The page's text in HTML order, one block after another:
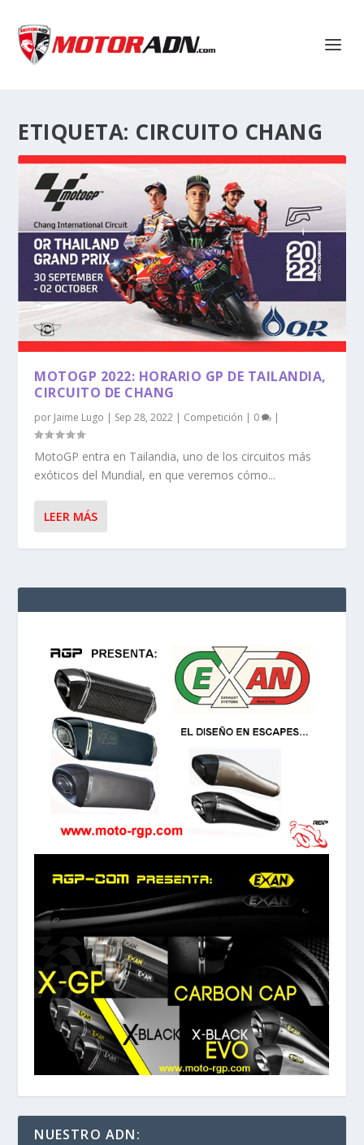
ETIQUETA: CIRCUITO CHANG
MOTOGP 2022: HORARIO GP DE TAILANDIA,
CIRCUITO DE CHANG
por Jaime Lugo | Sep 28, 2022 | Competición | 0 |
MotoGP entra en Tailandia, uno de los circuitos más
exóticos del Mundial, en que veremos cómo...
LEER MÁS
NUESTRO ADN: